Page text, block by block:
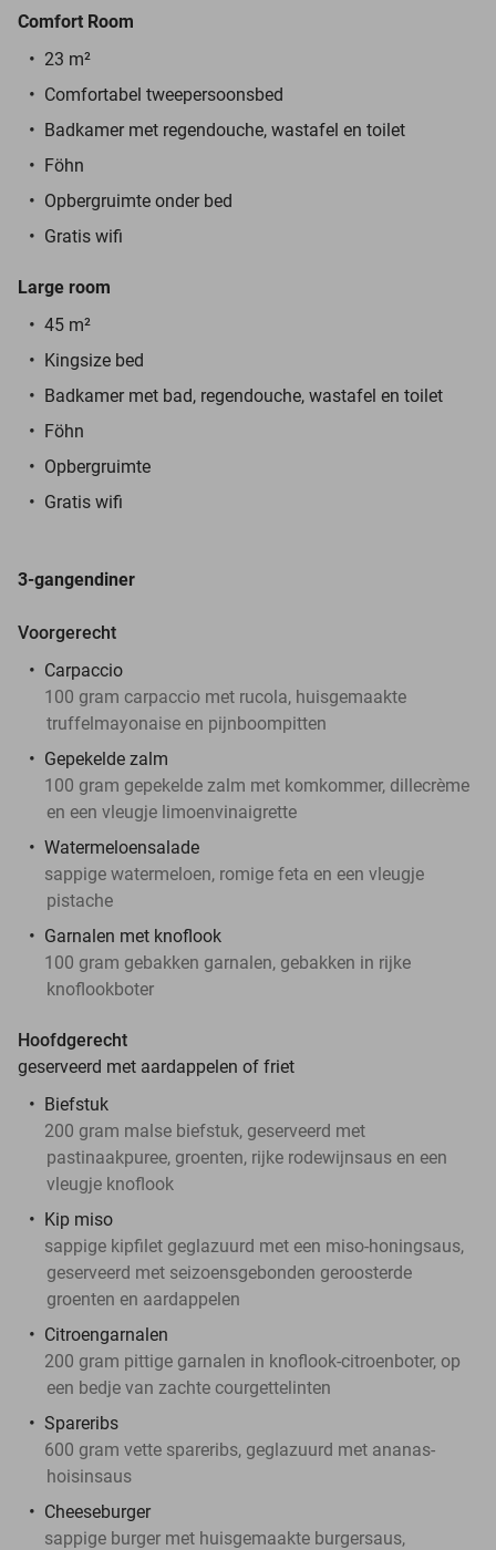
Comfort Room
23 m²
Comfortabel tweepersoonsbed
Badkamer met regendouche, wastafel en toilet
Föhn
Opbergruimte onder bed
Gratis wifi
Large room
45 m²
Kingsize bed
Badkamer met bad, regendouche, wastafel en toilet
Föhn
Opbergruimte
Gratis wifi
3-gangendiner
Voorgerecht
Carpaccio
100 gram carpaccio met rucola, huisgemaakte
truffelmayonaise en pijnboompitten
Gepekelde zalm
100 gram gepekelde zalm met komkommer, dillecrème
en een vleugje limoenvinaigrette
Watermeloensalade
sappige watermeloen, romige feta en een vleugje
pistache
Garnalen met knoflook
100 gram gebakken garnalen, gebakken in rijke
knoflookboter
Hoofdgerecht
geserveerd met aardappelen of friet
Biefstuk
200 gram malse biefstuk, geserveerd met
pastinaakpuree, groenten, rijke rodewijnsaus en een
vleugje knoflook
Kip miso
sappige kipfilet geglazuurd met een miso-honingsaus,
geserveerd met seizoensgebonden geroosterde
groenten en aardappelen
Citroengarnalen
200 gram pittige garnalen in knoflook-citroenboter, op
een bedje van zachte courgettelinten
Spareribs
600 gram vette spareribs, geglazuurd met ananas-
hoisinsaus
Cheeseburger
sappige burger met huisgemaakte burgersaus,